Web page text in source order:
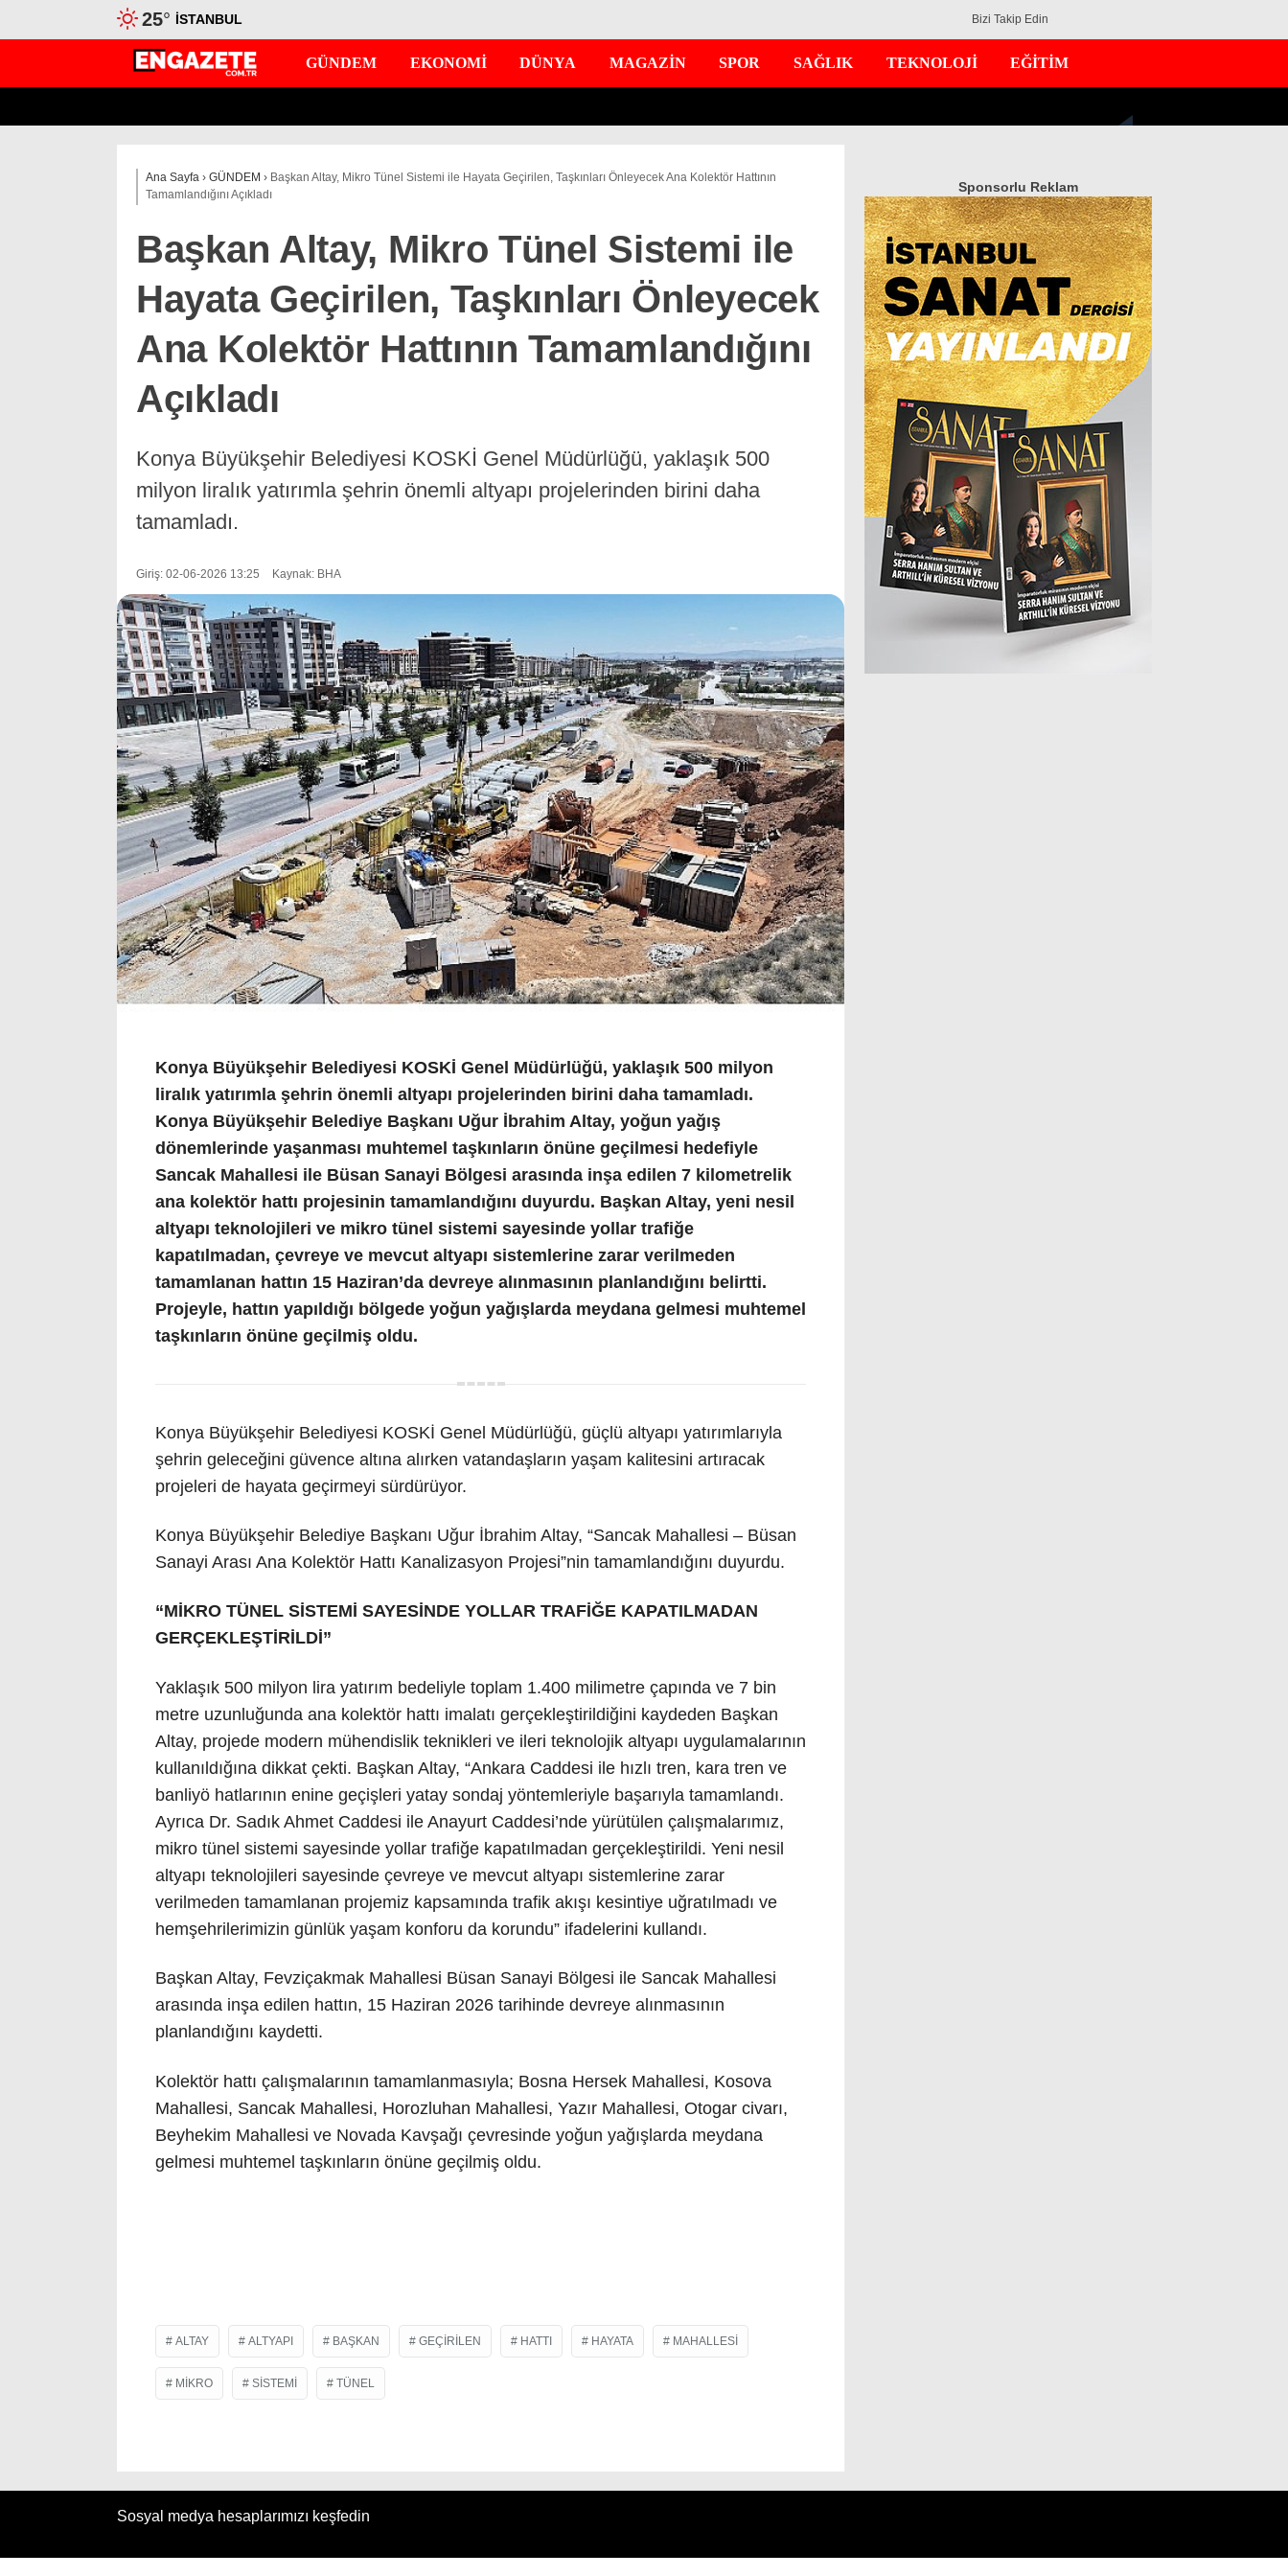
GÜNDEM
EKONOMİ
DÜNYA
MAGAZİN
SPOR
SAĞLIK
TEKNOLOJİ
EĞİTİM
25° İSTANBUL Bizi Takip Edin
GÜNDEM EKONOMİ DÜNYA MAGAZİN SPOR SAĞLIK TEKNOLOJİ EĞİTİM
Ana Sayfa › GÜNDEM › Başkan Altay, Mikro Tünel Sistemi ile Hayata Geçirilen, Taşkınları Önleyecek Ana Kolektör Hattının
Tamamlandığını Açıkladı
Başkan Altay, Mikro Tünel Sistemi ile
Hayata Geçirilen, Taşkınları Önleyecek
Ana Kolektör Hattının Tamamlandığını
Açıkladı
Konya Büyükşehir Belediyesi KOSKİ Genel Müdürlüğü, yaklaşık 500
milyon liralık yatırımla şehrin önemli altyapı projelerinden birini daha
tamamladı.
Giriş: 02-06-2026 13:25 Kaynak: BHA
Konya Büyükşehir Belediyesi KOSKİ Genel Müdürlüğü, yaklaşık 500 milyon
liralık yatırımla şehrin önemli altyapı projelerinden birini daha tamamladı.
Konya Büyükşehir Belediye Başkanı Uğur İbrahim Altay, yoğun yağış
dönemlerinde yaşanması muhtemel taşkınların önüne geçilmesi hedefiyle
Sancak Mahallesi ile Büsan Sanayi Bölgesi arasında inşa edilen 7 kilometrelik
ana kolektör hattı projesinin tamamlandığını duyurdu. Başkan Altay, yeni nesil
altyapı teknolojileri ve mikro tünel sistemi sayesinde yollar trafiğe
kapatılmadan, çevreye ve mevcut altyapı sistemlerine zarar verilmeden
tamamlanan hattın 15 Haziran’da devreye alınmasının planlandığını belirtti.
Projeyle, hattın yapıldığı bölgede yoğun yağışlarda meydana gelmesi muhtemel
taşkınların önüne geçilmiş oldu.
Konya Büyükşehir Belediyesi KOSKİ Genel Müdürlüğü, güçlü altyapı yatırımlarıyla
şehrin geleceğini güvence altına alırken vatandaşların yaşam kalitesini artıracak
projeleri de hayata geçirmeyi sürdürüyor.
Konya Büyükşehir Belediye Başkanı Uğur İbrahim Altay, “Sancak Mahallesi – Büsan
Sanayi Arası Ana Kolektör Hattı Kanalizasyon Projesi”nin tamamlandığını duyurdu.
“MİKRO TÜNEL SİSTEMİ SAYESİNDE YOLLAR TRAFİĞE KAPATILMADAN
GERÇEKLEŞTİRİLDİ”
Yaklaşık 500 milyon lira yatırım bedeliyle toplam 1.400 milimetre çapında ve 7 bin
metre uzunluğunda ana kolektör hattı imalatı gerçekleştirildiğini kaydeden Başkan
Altay, projede modern mühendislik teknikleri ve ileri teknolojik altyapı uygulamalarının
kullanıldığına dikkat çekti. Başkan Altay, “Ankara Caddesi ile hızlı tren, kara tren ve
banliyö hatlarının enine geçişleri yatay sondaj yöntemleriyle başarıyla tamamlandı.
Ayrıca Dr. Sadık Ahmet Caddesi ile Anayurt Caddesi’nde yürütülen çalışmalarımız,
mikro tünel sistemi sayesinde yollar trafiğe kapatılmadan gerçekleştirildi. Yeni nesil
altyapı teknolojileri sayesinde çevreye ve mevcut altyapı sistemlerine zarar
verilmeden tamamlanan projemiz kapsamında trafik akışı kesintiye uğratılmadı ve
hemşehrilerimizin günlük yaşam konforu da korundu” ifadelerini kullandı.
Başkan Altay, Fevziçakmak Mahallesi Büsan Sanayi Bölgesi ile Sancak Mahallesi
arasında inşa edilen hattın, 15 Haziran 2026 tarihinde devreye alınmasının
planlandığını kaydetti.
Kolektör hattı çalışmalarının tamamlanmasıyla; Bosna Hersek Mahallesi, Kosova
Mahallesi, Sancak Mahallesi, Horozluhan Mahallesi, Yazır Mahallesi, Otogar civarı,
Beyhekim Mahallesi ve Novada Kavşağı çevresinde yoğun yağışlarda meydana
gelmesi muhtemel taşkınların önüne geçilmiş oldu.
ALTAY ALTYAPI BAŞKAN GEÇIRILEN HATTI HAYATA MAHALLESI
MIKRO SISTEMI TÜNEL
Sponsorlu Reklam
Sosyal medya hesaplarımızı keşfedin